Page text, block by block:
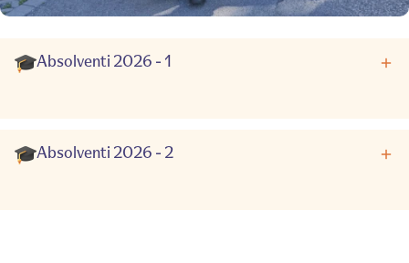
Absolventi 2026 - 1
Absolventi 2026 - 2